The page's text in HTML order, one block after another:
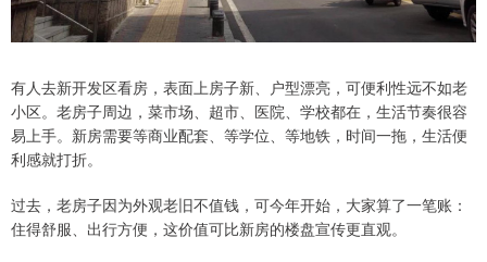
有人去新开发区看房，表面上房子新、户型漂亮，可便利性远不如老
小区。老房子周边，菜市场、超市、医院、学校都在，生活节奏很容
易上手。新房需要等商业配套、等学位、等地铁，时间一拖，生活便
利感就打折。
过去，老房子因为外观老旧不值钱，可今年开始，大家算了一笔账：
住得舒服、出行方便，这价值可比新房的楼盘宣传更直观。